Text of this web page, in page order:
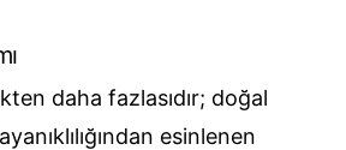
daha fazlasıdır; doğal
esinlenen